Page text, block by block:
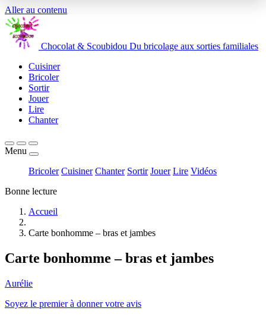
Aller au contenu
Chocolat & Scoubidou Du bricolage aux sorties familiales
Cuisiner
Bricoler
Sortir
Jouer
Lire
Chanter
Menu
Bricoler Cuisiner Chanter Sortir Jouer Lire Vidéos
Bonne lecture
Accueil
Carte bonhomme – bras et jambes
Carte bonhomme – bras et jambes
Aurélie
Soyez le premier à donner votre avis